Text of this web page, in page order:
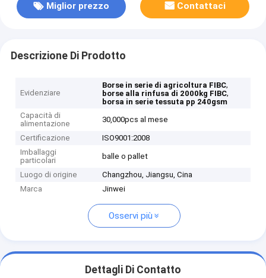
Miglior prezzo Contattaci
Descrizione Di Prodotto
Evidenziare
Borse in serie di agricoltura FIBC,
borse alla rinfusa di 2000kg FIBC,
borsa in serie tessuta pp 240gsm
Capacità di
alimentazione
30,000pcs al mese
Certificazione
ISO9001:2008
Imballaggi
particolari
balle o pallet
Luogo di origine
Changzhou, Jiangsu, Cina
Marca
Jinwei
Osservi più
Dettagli Di Contatto